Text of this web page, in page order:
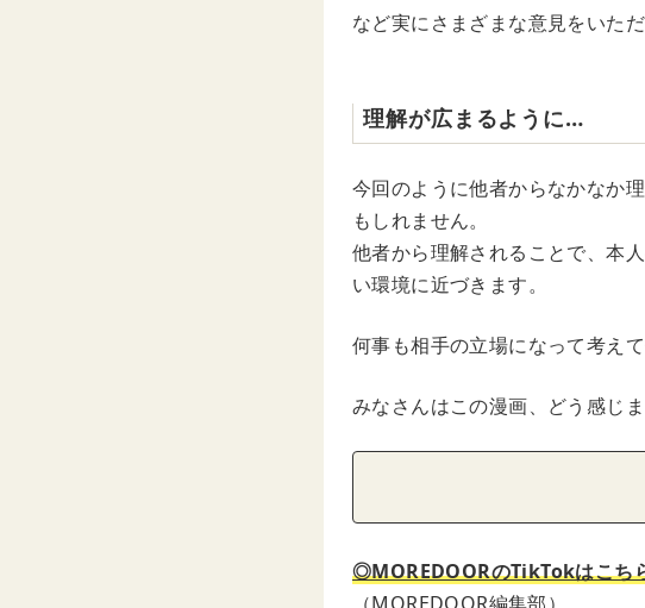
など実にさまざまな意見をいただ
理解が広まるように…
今回のように他者からなかなか
もしれません。
他者から理解されることで、本
い環境に近づきます。
何事も相手の立場になって考え
みなさんはこの漫画、どう感じ
◎MOREDOORのTikTokはこち